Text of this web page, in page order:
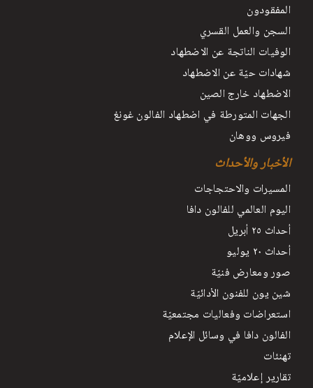
المفقودون
السجن والعمل القسري
الوفيات الناتجة عن الاضطهاد
شهادات حيّة عن الاضطهاد
الاضطهاد خارج الصين
الجهات المتورطة في اضطهاد الفالون غونغ
فيروس ووهان
الأخبار والأحداث
المسيرات والاحتجاجات
اليوم العالمي للفالون دافا
أحداث ٢٥ أبريل
أحداث ٢٠ يوليو
صور ومعارض فنيّة
شين يون للفنون الأدائيّة
استعراضات وفعاليات مجتمعيّة
الفالون دافا في وسائل الإعلام
تهنئات
تقارير إعلاميّة